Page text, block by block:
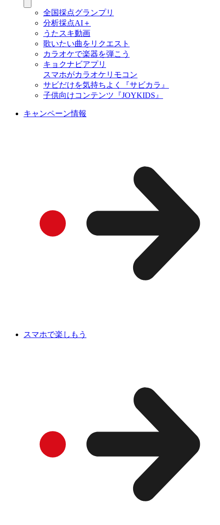
全国採点グランプリ
分析採点AI＋
うたスキ動画
歌いたい曲をリクエスト
カラオケで楽器を弾こう
キョクナビアプリ
スマホがカラオケリモコン
サビだけを気持ちよく『サビカラ』
子供向けコンテンツ『JOYKIDS』
キャンペーン情報
スマホで楽しもう